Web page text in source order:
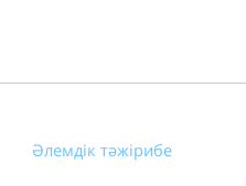
Әлемдік тәжірибе